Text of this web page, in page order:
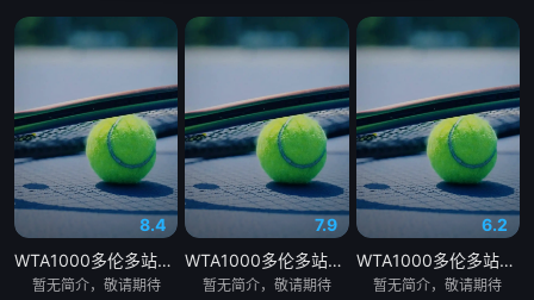
8.4
WTA1000多伦多站女单第二轮：戴伊VS高芙
暂无简介，敬请期待
7.9
WTA1000多伦多站女单第二轮：帕克斯VS伊埃拉
暂无简介，敬请期待
6.2
WTA1000多伦多站女单第二轮：扎拉祖阿VS费尔南德斯
暂无简介，敬请期待